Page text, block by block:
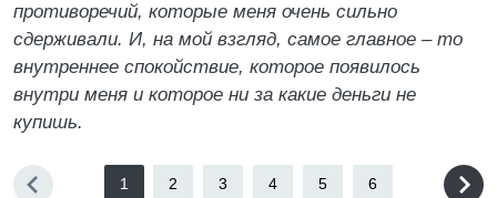
противоречий, которые меня очень сильно
сдерживали. И, на мой взгляд, самое главное – то
внутреннее спокойствие, которое появилось
внутри меня и которое ни за какие деньги не
купишь.
1 2 3 4 5 6